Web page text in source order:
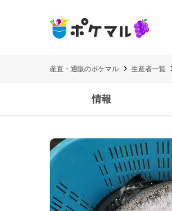
産直・通販のポケマル 生産者一覧
情報